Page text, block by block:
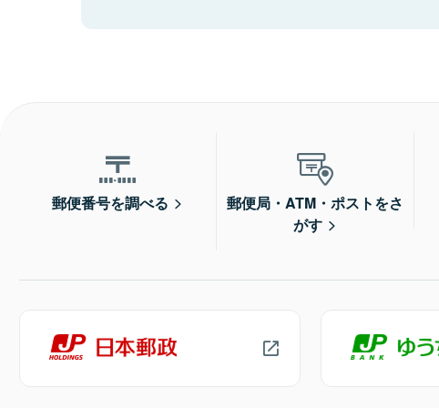
郵便番号を調べる
郵便局・ATM・ポストをさ
がす